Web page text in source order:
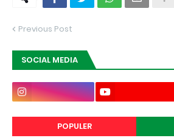
Previous Post
SOCIAL MEDIA
POPULER